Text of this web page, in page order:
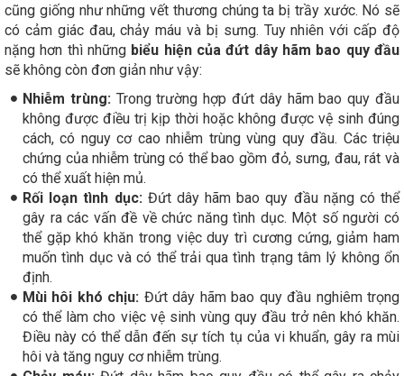
cũng giống như những vết thương chúng ta bị trầy xước. Nó sẽ
có cảm giác đau, chảy máu và bị sưng. Tuy nhiên với cấp độ
nặng hơn thì những biểu hiện của đứt dây hãm bao quy đầu
sẽ không còn đơn giản như vậy:
Nhiễm trùng: Trong trường hợp đứt dây hãm bao quy đầu
không được điều trị kịp thời hoặc không được vệ sinh đúng
cách, có nguy cơ cao nhiễm trùng vùng quy đầu. Các triệu
chứng của nhiễm trùng có thể bao gồm đỏ, sưng, đau, rát và
có thể xuất hiện mủ.
Rối loạn tình dục: Đứt dây hãm bao quy đầu nặng có thể
gây ra các vấn đề về chức năng tình dục. Một số người có
thể gặp khó khăn trong việc duy trì cương cứng, giảm ham
muốn tình dục và có thể trải qua tình trạng tâm lý không ổn
định.
Mùi hôi khó chịu: Đứt dây hãm bao quy đầu nghiêm trọng
có thể làm cho việc vệ sinh vùng quy đầu trở nên khó khăn.
Điều này có thể dẫn đến sự tích tụ của vi khuẩn, gây ra mùi
hôi và tăng nguy cơ nhiễm trùng.